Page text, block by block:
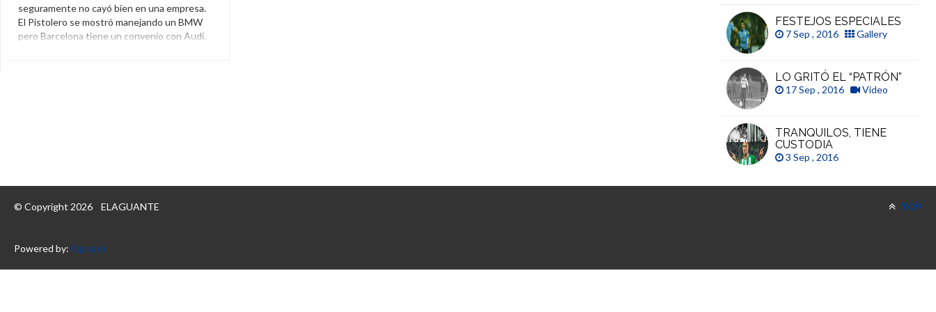
seguramente no cayó bien en una empresa.
El Pistolero se mostró manejando un BMW
pero Barcelona tiene un convenio con Audi.
FESTEJOS ESPECIALES
7 Sep , 2016 Gallery
LO GRITÓ EL “PATRÓN”
17 Sep , 2016 Video
TRANQUILOS, TIENE
CUSTODIA
3 Sep , 2016
© Copyright 2026 ELAGUANTE TOP
Powered by: Opratel